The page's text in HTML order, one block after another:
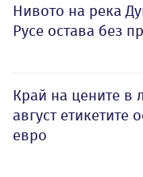
Нивото на река
Русе остава без
Край на цените в
август етикетите
евро